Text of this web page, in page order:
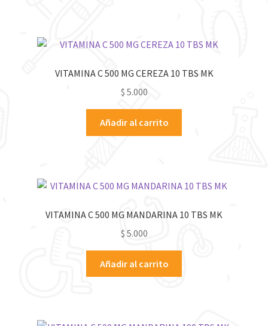
VITAMINA C 500 MG CEREZA 10 TBS MK
$ 5.000
Añadir al carrito
VITAMINA C 500 MG MANDARINA 10 TBS MK
$ 5.000
Añadir al carrito